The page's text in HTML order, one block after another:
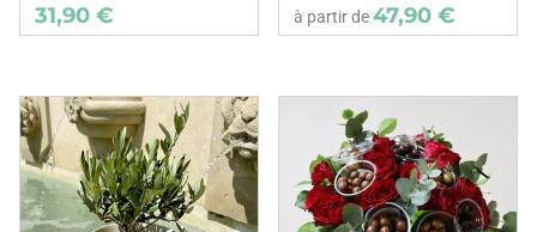
31,90 € à partir de47,90 €